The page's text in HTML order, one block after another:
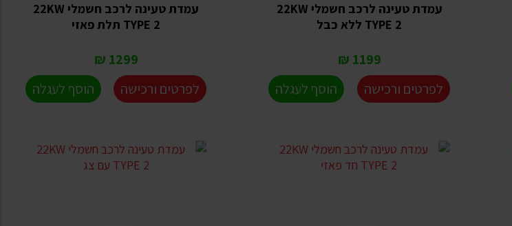
עמדת טעינה לרכב חשמלי 22KW
TYPE 2 ללא כבל
1199 ₪
לפרטים ורכישה
הוסף לעגלה
עמדת טעינה לרכב חשמלי 22KW
TYPE 2 תלת פאזי
1299 ₪
לפרטים ורכישה
הוסף לעגלה